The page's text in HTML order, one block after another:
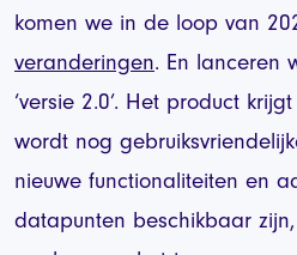
komen we in de loop van
veranderingen. En lanceren
‘versie 2.0’. Het product
wordt nog
nieuwe functionaliteiten en
datapunten beschikbaar